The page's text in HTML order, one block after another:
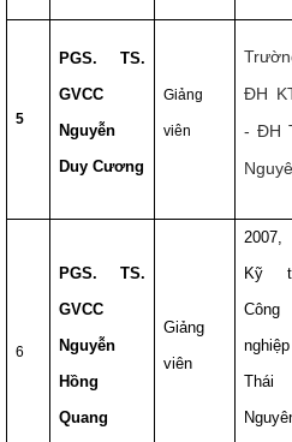
5
PGS. TS.
GVCC
Nguyễn
Duy Cương
Giảng
viên
ĐH
- ĐH
6
PGS. TS.
GVCC
Nguyễn
Hồng
Quang
Giảng
viên
Kỹ
Công
nghiệp
Thái